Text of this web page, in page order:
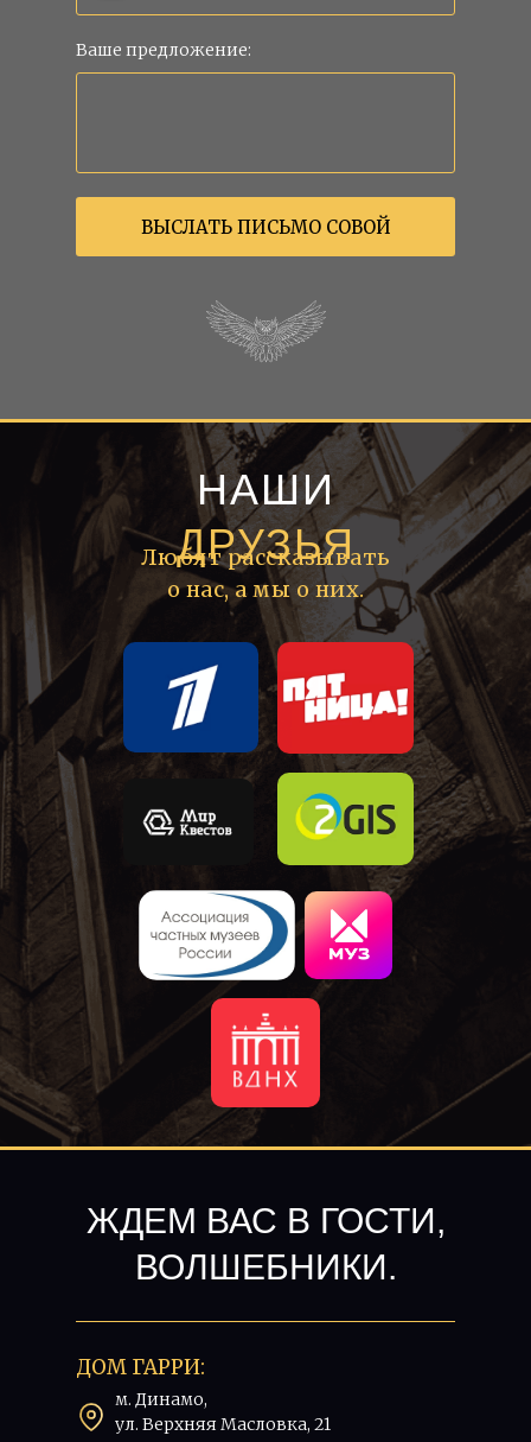
Ваше предложение:
ВЫСЛАТЬ ПИСЬМО СОВОЙ
НАШИ
ДРУЗЬЯ
Любят рассказывать
о нас, а мы о них.
ЖДЕМ ВАС В ГОСТИ,
ВОЛШЕБНИКИ.
ДОМ ГАРРИ:
м. Динамо,
ул. Верхняя Масловка, 21